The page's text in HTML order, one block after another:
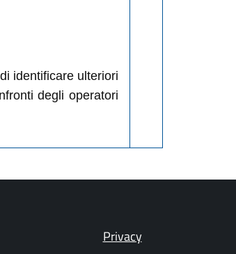
identificare ulteriori
degli operatori
Privacy